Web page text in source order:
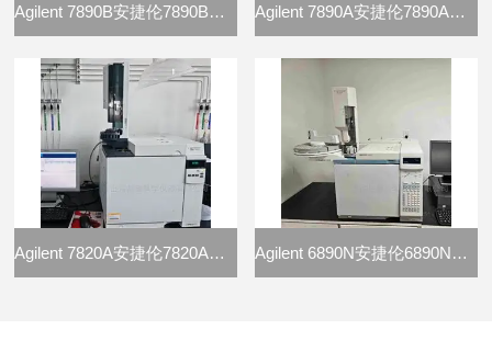
Agilent 7890B安捷伦7890B气相色谱仪 Agilent 7890A安捷伦7890A气相色谱仪
Agilent 7820A安捷伦7820A气相色谱仪 Agilent 6890N安捷伦6890N气相色谱仪